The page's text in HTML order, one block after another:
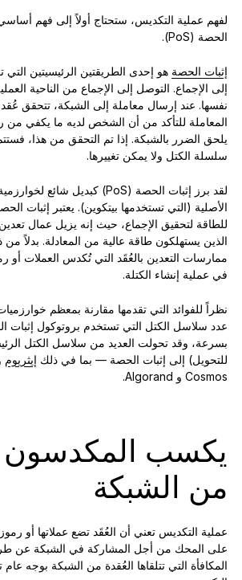
لفهم عملية التكديس، ستحتاج أولاً إلى فهم
الحصة (PoS).
إثبات الحصة هو إحدى الطريقتين الرئيسيتين
إلى الإجماع. التوصل إلى الإجماع من الناحية
نفسها. عند إرسال معاملة إلى الشبكة، تتحقق
المعاملة للتأكد من أن الشخص لديه ما يكفي من
يلحق الضرر بالشبكة. إذا تم التحقق من هذا،
سلسلة الكتل ولا يمكن تغييرها.
لقد برز إثبات الحصة (PoS) كبديل شائع لخوارزمية إجماع
للطاقة لتحقيق الإجماع، حيث إنه يزيل عمال
الذين يستهلكون طاقة عالية من المعادلة. بدلاً من
ممارسات التعدين بالعُقَد التي تُكدس العملات أو
في عملية إنشاء الكتلة.
نظراً للفوائد التي تقدمها مقارنة بمعظم
بسرعة، وقد تحولت العديد من سلاسل الكتل
للتحويل) إلى إثبات الحصة — بما في ذلك إيثريوم
Cosmos و Algorand.
يكسب المكدسون
من الشبكة
عملية التكديس تعني أن العُقَد تضع عملاتها أو
على المحك من أجل المشاركة في الشبكة عن
المكافأة التي تتلقاها العُقدة من الشبكة بوجه